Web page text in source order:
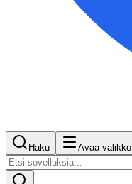
Haku Avaa valikko